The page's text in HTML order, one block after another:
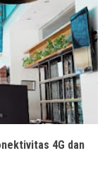
4G dan